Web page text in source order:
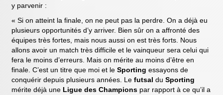
y parvenir :
« Si on atteint la finale, on ne peut pas la perdre. On a déjà eu
plusieurs opportunités d’y arriver. Bien sûr on a affronté des
équipes très fortes, mais nous aussi on est très forts. Nous
allons avoir un match très difficile et le vainqueur sera celui qui
fera le moins d’erreurs. Mais on mérite au moins d’être en
finale. C’est un titre que moi et leSportingessayons de
conquérir depuis plusieurs années. LefutsalduSporting
mérite déjà une Ligue des Champions par rapport à ce qu’il a